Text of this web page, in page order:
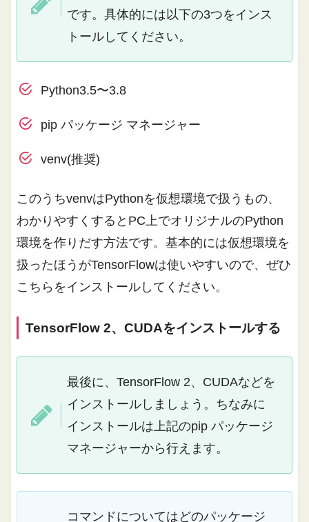
です。具体的には以下の3つをインス
トールしてください。
Python3.5〜3.8
pip パッケージ マネージャー
venv(推奨)
このうちvenvはPythonを仮想環境で扱うもの、
わかりやすくするとPC上でオリジナルのPython
環境を作りだす方法です。基本的には仮想環境を
扱ったほうがTensorFlowは使いやすいので、ぜひ
こちらをインストールしてください。
TensorFlow 2、CUDAをインストールする
最後に、TensorFlow 2、CUDAなどを
インストールしましょう。ちなみに
インストールは上記のpip パッケージ
マネージャーから行えます。
コマンドについてはどのパッケージ